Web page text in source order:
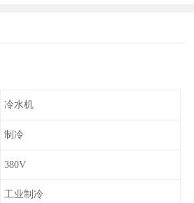
冷水机
制冷
380V
工业制冷